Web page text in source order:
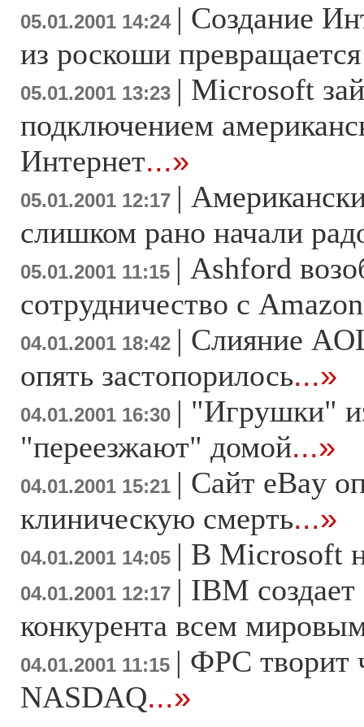
05.01.2001 14:24 | Создание
из роскоши
05.01.2001 13:23 | Microsoft
подключением
Интернет...»
05.01.2001 12:17 |
слишком рано начали
05.01.2001 11:15 | Ashford
сотрудничество с Amazon
04.01.2001 18:42 | Слияние
опять застопорилось...»
04.01.2001 16:30 | "Игрушки"
"переезжают" домой...»
04.01.2001 15:21 | Сайт eBay
клиническую смерть...»
04.01.2001 14:05 | В Microsoft
04.01.2001 12:17 | IBM создает
конкурента всем
04.01.2001 11:15 | ФРС творит
NASDAQ...»